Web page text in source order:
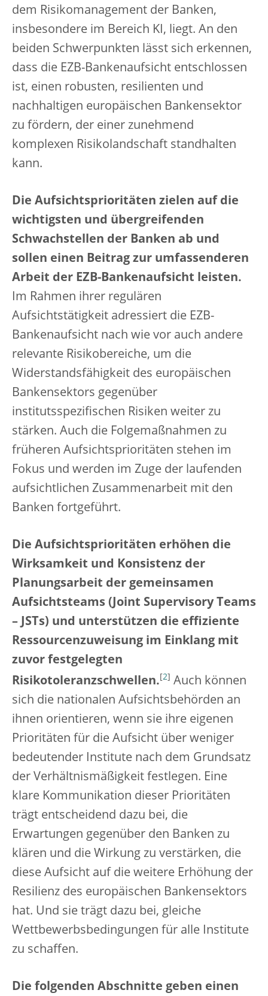
dem Risikomanagement der Banken,
insbesondere im Bereich KI, liegt. An den
beiden Schwerpunkten lässt sich erkennen,
dass die EZB-Bankenaufsicht entschlossen
ist, einen robusten, resilienten und
nachhaltigen europäischen Bankensektor
zu fördern, der einer zunehmend
komplexen Risikolandschaft standhalten
kann.
Die Aufsichtsprioritäten zielen auf die
wichtigsten und übergreifenden
Schwachstellen der Banken ab und
sollen einen Beitrag zur umfassenderen
Arbeit der EZB-Bankenaufsicht leisten.
Im Rahmen ihrer regulären
Aufsichtstätigkeit adressiert die EZB-
Bankenaufsicht nach wie vor auch andere
relevante Risikobereiche, um die
Widerstandsfähigkeit des europäischen
Bankensektors gegenüber
institutsspezifischen Risiken weiter zu
stärken. Auch die Folgemaßnahmen zu
früheren Aufsichtsprioritäten stehen im
Fokus und werden im Zuge der laufenden
aufsichtlichen Zusammenarbeit mit den
Banken fortgeführt.
Die Aufsichtsprioritäten erhöhen die
Wirksamkeit und Konsistenz der
Planungsarbeit der gemeinsamen
Aufsichtsteams (Joint Supervisory Teams
– JSTs) und unterstützen die effiziente
Ressourcenzuweisung im Einklang mit
zuvor festgelegten
Risikotoleranzschwellen. [2] Auch können
sich die nationalen Aufsichtsbehörden an
ihnen orientieren, wenn sie ihre eigenen
Prioritäten für die Aufsicht über weniger
bedeutender Institute nach dem Grundsatz
der Verhältnismäßigkeit festlegen. Eine
klare Kommunikation dieser Prioritäten
trägt entscheidend dazu bei, die
Erwartungen gegenüber den Banken zu
klären und die Wirkung zu verstärken, die
diese Aufsicht auf die weitere Erhöhung der
Resilienz des europäischen Bankensektors
hat. Und sie trägt dazu bei, gleiche
Wettbewerbsbedingungen für alle Institute
zu schaffen.
Die folgenden Abschnitte geben einen